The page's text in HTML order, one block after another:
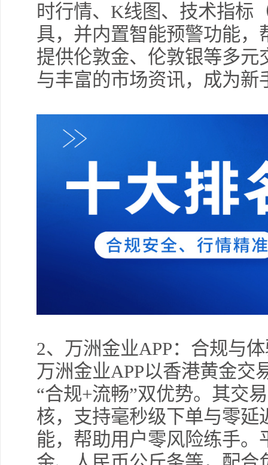
时行情、K线图、技术指标
具，并内置智能预警功能
提供伦敦金、伦敦银等多元
与丰富的市场资讯，成为
2、万洲金业APP：合规与
万洲金业APP以香港黄金交
“合规+流畅”双优势。其交
核，支持毫秒级下单与零
能，帮助用户零风险练手
薛
交